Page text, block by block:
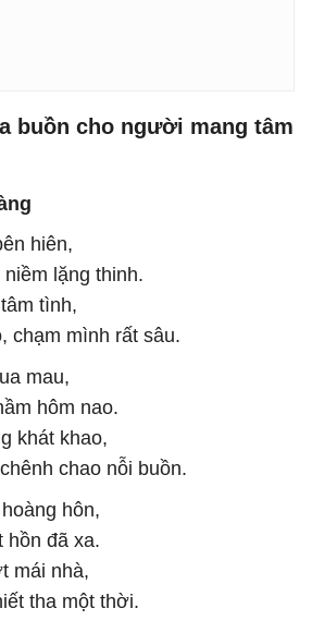
buồn cho người mang tâm
hiên,
lặng thinh.
tình,
chạm mình rất sâu.
mau,
hôm nao.
khát khao,
chao nỗi buồn.
hôn,
hồn đã xa.
mái nhà,
tha một thời.